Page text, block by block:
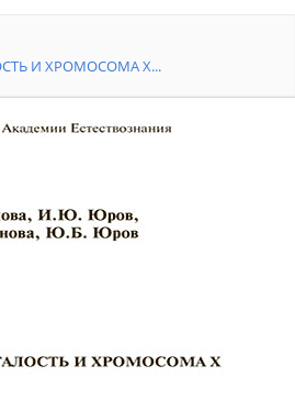
И ХРОМОСОМА Х...